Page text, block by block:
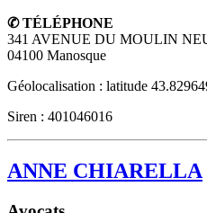
✆ TÉLÉPHONE
341 AVENUE DU MOULIN
04100 Manosque
Géolocalisation : latitude
Siren : 401046016
ANNE CHIARELLA